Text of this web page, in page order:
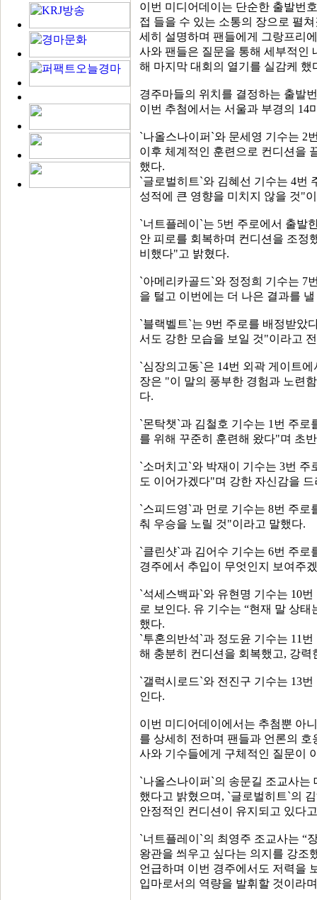
이번 미디어데이는 단순한 출발번
접 들을 수 있는 소통의 장으로 펼
세히 설명하며 팬들에게 그랑프리
사와 팬들은 질문을 통해 세부적인
해 마지막 대회의 열기를 실감케 했
경주마들의 위치를 결정하는 출발
이번 추첨에서는 서울과 부경의 14
`나올스나이퍼`와 문세영 기수는 2
이후 체계적인 훈련으로 컨디션을
했다.
`글로벌히트`와 김혜선 기수는 4번
성적에 큰 영향을 미치지 않을 것"
`너트플레이`는 5번 주로에서 출발
안 피로를 회복하며 컨디션을 조정
비했다"고 밝혔다.
`아메리카골드`와 정정희 기수는 7
을 털고 이번에는 더 나은 결과를
`블랙벨트`는 9번 주로를 배정받았
서도 강한 모습을 보일 것"이라고
`심장의고동`은 14번 외곽 게이트
장은 "이 말의 풍부한 경험과 노련
다.
`몬탁챗`과 김철호 기수는 1번 주
를 위해 꾸준히 훈련해 왔다"며 초
`소머치고`와 박재이 기수는 3번
도 이어가겠다"며 강한 자신감을 드
`스피드영`과 먼로 기수는 8번 주
춰 우승을 노릴 것"이라고 말했다.
`클린샷`과 김어수 기수는 6번 주
경주에서 추입이 무엇인지 보여주
`석세스백파`와 유현명 기수는 10
로 보인다. 유 기수는 “현재 말 상
했다.
`투혼의반석`과 정도윤 기수는 11
해 충분히 컨디션을 회복했고, 강
`갤럭시로드`와 전진구 기수는 13
인다.
이번 미디어데이에서는 추첨뿐 아
를 상세히 전하며 팬들과 언론의
사와 기수들에게 구체적인 질문이
`나올스나이퍼`의 송문길 조교사는
했다고 밝혔으며, `글로벌히트`의
안정적인 컨디션이 유지되고 있다
`너트플레이`의 최영주 조교사는 “
왕관을 씌우고 싶다는 의지를 강조
언급하며 이번 경주에서도 저력을
입마로서의 역량을 발휘할 것이라